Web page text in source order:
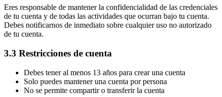
Eres responsable de mantener la confidencialidad de las credenciales
de tu cuenta y de todas las actividades que ocurran bajo tu cuenta.
Debes notificarnos de inmediato sobre cualquier uso no autorizado
de tu cuenta.
3.3 Restricciones de cuenta
Debes tener al menos 13 años para crear una cuenta
Solo puedes mantener una cuenta por persona
No se permite compartir o transferir la cuenta